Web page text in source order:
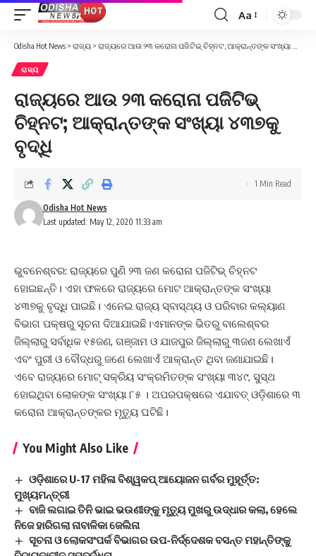
Font
Aa
Odisha Hot News > ରାଜ୍ୟ > ରାଜ୍ୟରେ ଆଉ ୨୩ କରୋନା ପଜିଟିଭ୍‌ ଚିହ୍ନଟ; ଆକ୍ରାନ୍ତଙ୍କ ସଂଖ୍ୟା ୪୩୭କୁ ବୃଦ୍ଧି
ରାଜ୍ୟ
ରାଜ୍ୟରେ ଆଉ ୨୩ କରୋନା ପଜିଟିଭ୍‌
ଚିହ୍ନଟ; ଆକ୍ରାନ୍ତଙ୍କ ସଂଖ୍ୟା ୪୩୭କୁ
ବୃଦ୍ଧି
Last updated: May 12, 2020 11:33 am
Odisha Hot News
1 Min Read
ଭୁବନେଶ୍ବର: ରାଜ୍ୟରେ ପୁଣି ୨୩ ଜଣ କରୋନା ପଜିଟିଭ୍ ଚିହ୍ନଟ
ହୋଇଛନ୍ତି। ଏହା ଫଳରେ ରାଜ୍ୟରେ ମୋଟ ଆକ୍ରାନ୍ତଙ୍କ ସଂଖ୍ୟା
୪୩୭କୁ ବୃଦ୍ଧି ପାଇଛି। ଏନେଇ ରାଜ୍ୟ ସ୍ବାସ୍ଥ୍ୟ ଓ ପରିବାର କଲ୍ୟାଣ
ବିଭାଗ ପକ୍ଷରୁ ସୂଚନା ଦିଆଯାଇଛି।ଏମାନଙ୍କ ଭିତରୁ ବାଲେଶ୍ବର
ଜିଲ୍ଲାରୁ ସର୍ବାଧିକ ୧୫ଜଣ, ଗଞ୍ଜାମ ଓ ଯାଜପୁର ଜିଲ୍ଲାରୁ ୩ଜଣ ଲେଖାଏଁ
ଏବଂ ପୁରୀ ଓ ବୌଦ୍ଧରୁ ଜଣେ ଲେଖାଏଁ ଆକ୍ରାନ୍ତ ଥିବା ଜଣାଯାଇଛି।
ଏବେ ରାଜ୍ୟରେ ମୋଟ୍ ସକ୍ରିୟ ସଂକ୍ରମିତଙ୍କ ସଂଖ୍ୟା ୩୪୯, ସୁସ୍ଥ
ହୋଇଥିବା ଲୋକଙ୍କ ସଂଖ୍ୟା ୮୫ । ଅପରପକ୍ଷରେ ଏଯାବତ୍ ଓଡ଼ିଶାରେ ୩
କରୋନା ଆକ୍ରାନ୍ତଙ୍କର ମୃତ୍ୟୁ ଘଟିଛି।
You Might Also Like
ଓଡ଼ିଶାରେ U-17 ମହିଳା ବିଶ୍ୱକପ୍ ଆୟୋଜନ ଗର୍ବର ମୁହୂର୍ତ୍ତ:
ମୁଖ୍ୟମନ୍ତ୍ରୀ
ବାଜି ଲଗାଇ ତିନି ଭାଇ ଭଉଣୀଙ୍କୁ ମୃତ୍ୟୁ ମୁଖରୁ ଉଦ୍ଧାର କଲା, ହେଲେ
ନିଜେ ହାରିଗଲା ନାବାଳିକା ଜେଲିନା
ସୂଚନା ଓ ଲୋକସଂପର୍କ ବିଭାଗର ଉପ-ନିର୍ଦ୍ଦେଶକ ବସନ୍ତ ମହାନ୍ତିଙ୍କୁ